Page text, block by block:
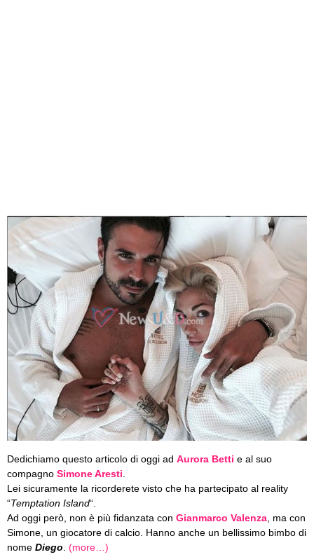
Dedichiamo questo articolo di oggi ad Aurora Betti e al suo
compagno Simone Aresti
Lei sicuramente la ricorderete visto che ha partecipato al reality
“Temptation Island“.
Ad oggi però, non è più fidanzata con Gianmarco Valenza , ma con
Simone, un giocatore di calcio. Hanno anche un bellissimo bimbo di
nome Diego (more…)